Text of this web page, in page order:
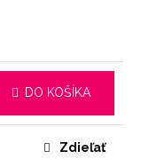
DO KOŠÍKA
Zdieľať